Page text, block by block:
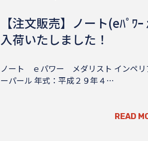
【注文販売】ノート(eﾊﾟﾜｰ
入荷いたしました！
ノート ｅパワー メダリスト インペリ
ーパール 年式：平成２９年４…
READ